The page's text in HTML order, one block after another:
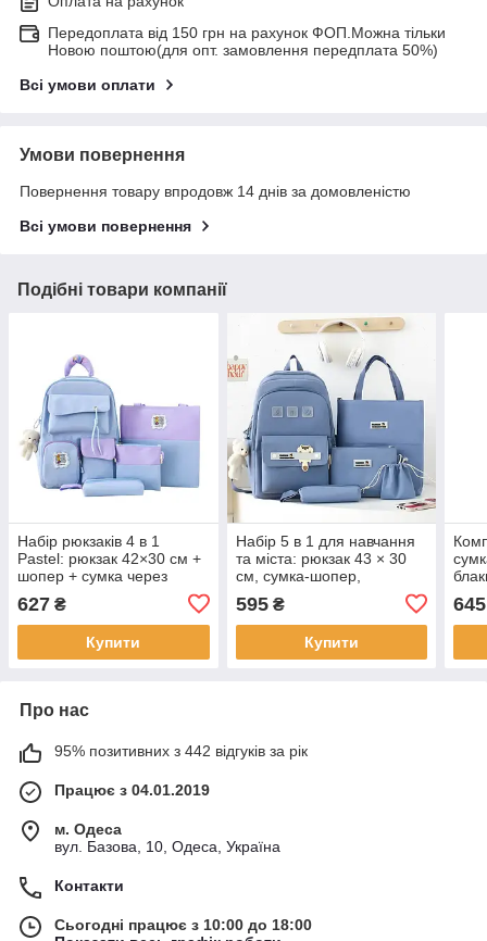
Передоплата від 150 грн на рахунок ФОП.Можна тільки
Новою поштою(для опт. замовлення передплата 50%)
Всі умови оплати
Умови повернення
Повернення товару впродовж 14 днів за домовленістю
Всі умови повернення
Подібні товари компанії
Набір рюкзаків 4 в 1
Pastel: рюкзак 42×30 см +
шопер + сумка через
плече + пенал, блакитний
KAY
627 ₴
Купити
Набір 5 в 1 для навчання
та міста: рюкзак 43 × 30
см, сумка-шопер,
мішечок, блакитний KAY
595₴
Купити
645
Про нас
95% позитивних з 442 відгуків за рік
Працює з 04.01.2019
м. Одеса
вул. Базова, 10, Одеса, Україна
Контакти
Сьогодні працює з 10:00 до 18:00